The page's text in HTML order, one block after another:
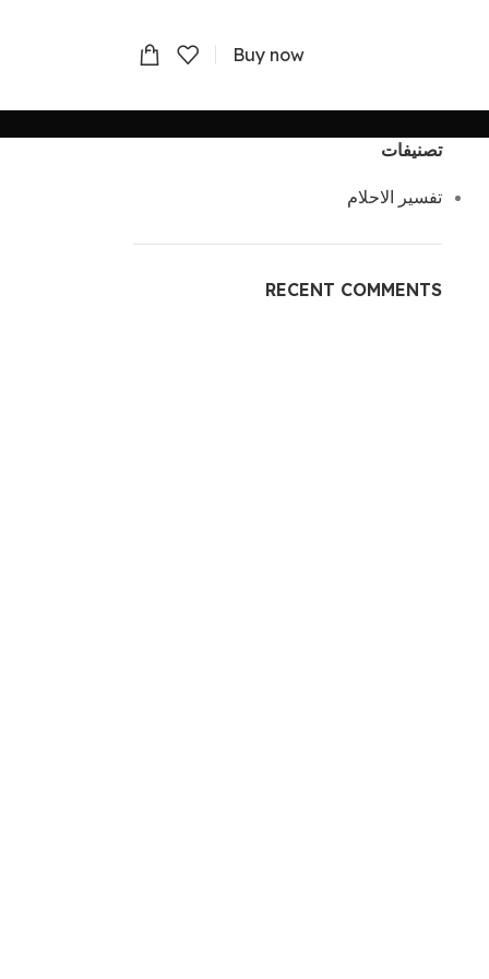
Buy now
تصنيفات
تفسير الاحلام
RECENT COMMENTS